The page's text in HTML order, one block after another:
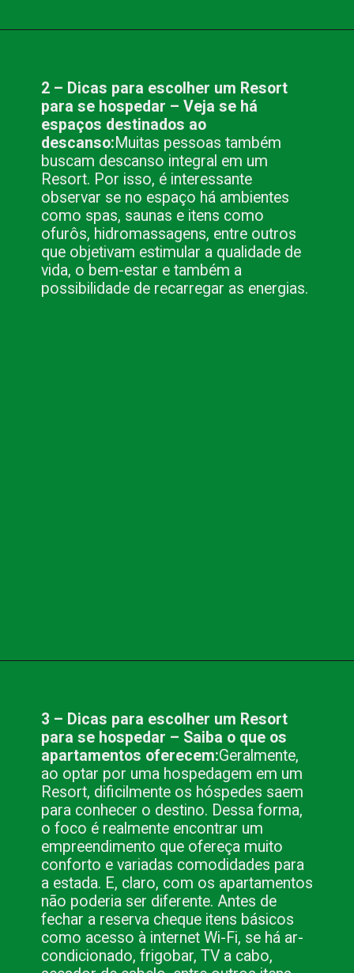
2 – Dicas para escolher um Resort
para se hospedar – Veja se há
espaços destinados ao
descanso:Muitas pessoas também
buscam descanso integral em um
Resort. Por isso, é interessante
observar se no espaço há ambientes
como spas, saunas e itens como
ofurôs, hidromassagens, entre outros
que objetivam estimular a qualidade de
vida, o bem-estar e também a
possibilidade de recarregar as energias.
3 – Dicas para escolher um Resort
para se hospedar – Saiba o que os
apartamentos oferecem:Geralmente,
ao optar por uma hospedagem em um
Resort, dificilmente os hóspedes saem
para conhecer o destino. Dessa forma,
o foco é realmente encontrar um
empreendimento que ofereça muito
conforto e variadas comodidades para
a estada. E, claro, com os apartamentos
não poderia ser diferente. Antes de
fechar a reserva cheque itens básicos
como acesso à internet Wi-Fi, se há ar-
condicionado, frigobar, TV a cabo,